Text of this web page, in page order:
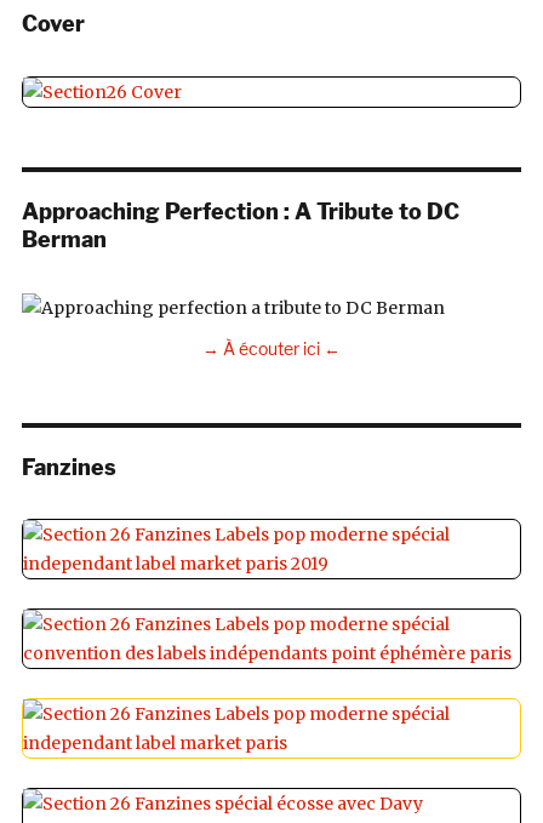
Cover
Approaching Perfection : A Tribute to DC
Berman
→ À écouter ici ←
Fanzines